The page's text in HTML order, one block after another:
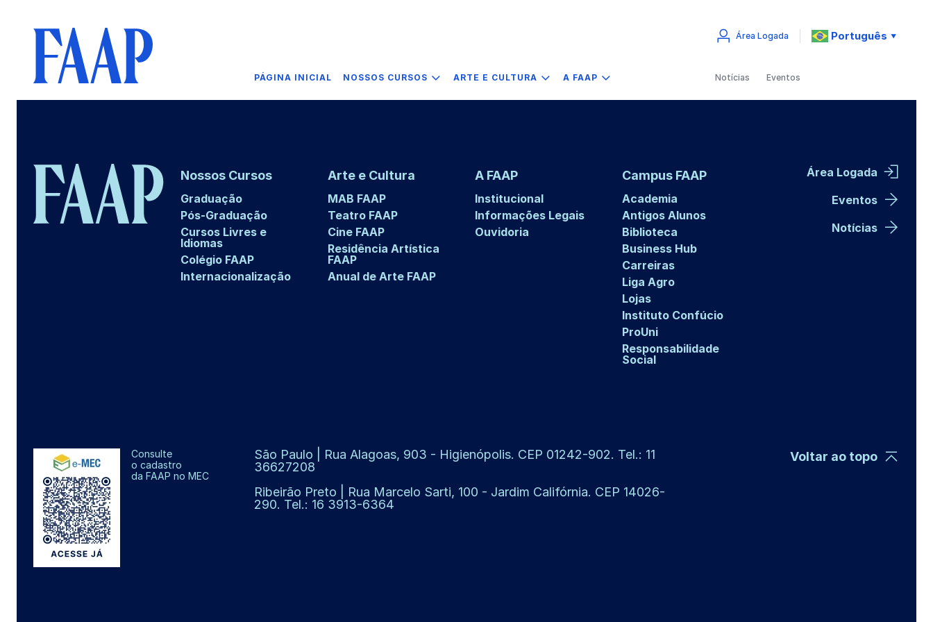
PÁGINA INICIAL NOSSOS CURSOS ARTE E CULTURA A FAAP
Área Logada Português ▼
Notícias Eventos
Nossos Cursos
Graduação
Pós-Graduação
Cursos Livres e
Idiomas
Colégio FAAP
Internacionalização
Arte e Cultura
MAB FAAP
Teatro FAAP
Cine FAAP
Residência Artística
FAAP
Anual de Arte FAAP
A FAAP
Institucional
Informações Legais
Ouvidoria
Campus FAAP
Academia
Antigos Alunos
Biblioteca
Business Hub
Carreiras
Liga Agro
Lojas
Instituto Confúcio
ProUni
Responsabilidade
Social
Área Logada
Eventos
Notícias
Consulte
o cadastro
da FAAP no MEC
São Paulo | Rua Alagoas, 903 - Higienópolis. CEP 01242-902. Tel.: 11
36627208
Ribeirão Preto | Rua Marcelo Sarti, 100 - Jardim Califórnia. CEP 14026-
290. Tel.: 16 3913-6364
Voltar ao topo